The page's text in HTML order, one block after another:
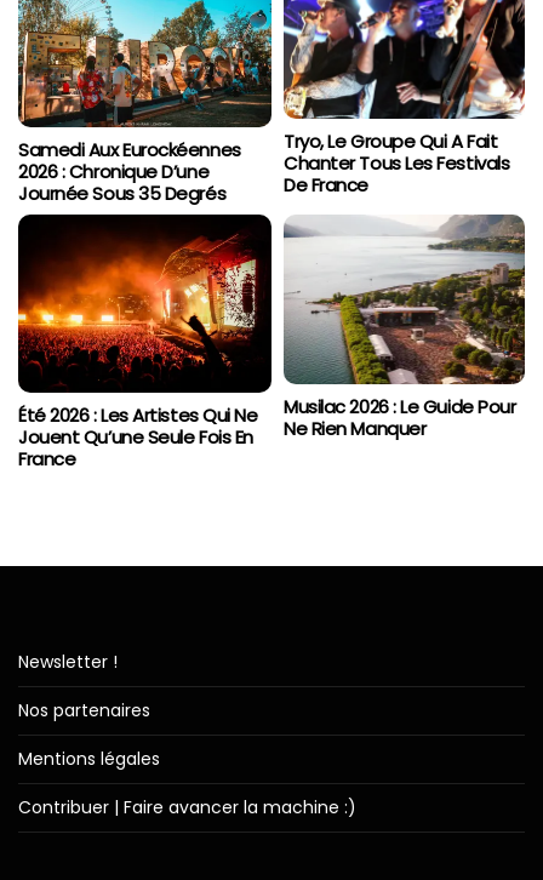
Samedi Aux Eurockéennes
2026 : Chronique D’une
Journée Sous 35 Degrés
Tryo, Le Groupe Qui A Fait
Chanter Tous Les Festivals
De France
Été 2026 : Les Artistes Qui Ne
Jouent Qu’une Seule Fois En
France
Musilac 2026 : Le Guide Pour
Ne Rien Manquer
Newsletter !
Nos partenaires
Mentions légales
Contribuer | Faire avancer la machine :)